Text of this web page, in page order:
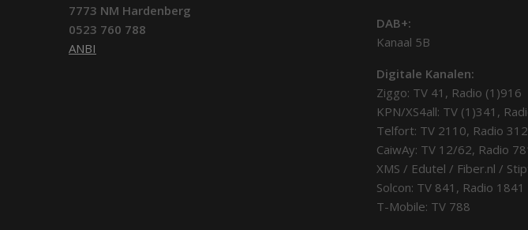
7773 NM Hardenberg
0523 760 788
ANBI
DAB+:
Kanaal 5B
Digitale Kanalen:
Ziggo: TV 41, Radio (1)916
KPN/XS4all: TV (1)341,
Telfort: TV 2110, Radio
CaiwAy: TV 12/62, Radio
XMS / Edutel / Fiber.nl /
Solcon: TV 841, Radio 1841
T-Mobile: TV 788